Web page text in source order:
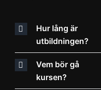
Hur lång är
utbildningen?
Vem bör gå
kursen?